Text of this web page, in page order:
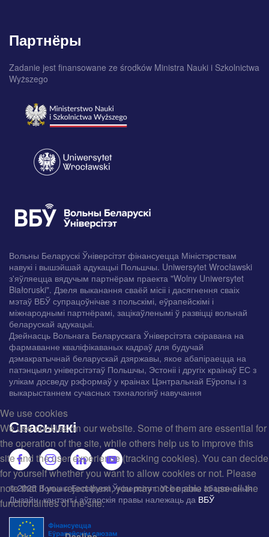
Партнёры
Zadanie jest finansowane ze środków Ministra Nauki i Szkolnictwa
Wyższego
Вольны Беларускі Ўніверсітэт фінансуецца Міністэрствам
навукі і вышэйшай адукацыі Польшчы. Uniwersytet Wrocławski
з'яўляецца вядучым партнёрам праекта "Wolny Uniwersytet
Białoruski". Дзеля выканання сваёй місіі і дасягнення сваіх
мэтаў ВБЎ супрацоўнічае з польскімі, еўрапейскімі і
міжнароднымі партнёрамі, зацікаўленымі ў развіцці вольнай
беларускай адукацыі.
Дзейнасць Вольнага Беларускага Ўніверсітэта скіравана на
фармаванне кваліфікаваных кадраў для будучай
дэмакратычнай беларускай дзяржавы, якое абапіраецца на
патэнцыял універсітэтаў Польшчы, Эстоніі і другіх краінаў ЕС з
улікам досведу рэформаў у краінах Цэнтральнай Еўропы і з
выкарыстаннем сучасных тэхналогіяў навучання
Спасылкі
© 2025 Вольны Беларускі Ўніверсітэт. Усе правы абароненыя.
Дызайн, кантэнт і аўтарскія правы належаць да ВБЎ
We use cookies
We use cookies on our website. Some of them are essential for
the operation of the site, while others help us to improve this
site and the user experience (tracking cookies). You can decide
for yourself whether you want to allow cookies or not. Please
note that if you reject them, you may not be able to use all the
functionalities of the site.